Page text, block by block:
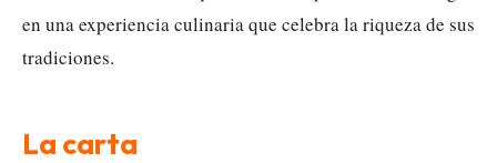
en una experiencia culinaria que celebra la riqueza de sus
tradiciones.
La carta